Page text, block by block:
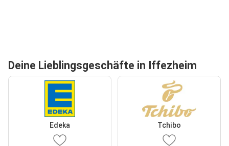
Deine Lieblingsgeschäfte in Iffezheim
Edeka Tchibo